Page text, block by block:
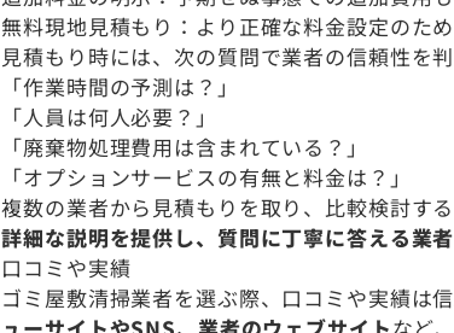
無料現地見積もり：より正確な料金設定のた
見積もり時には、次の質問で業者の信頼性を
「作業時間の予測は？」
「人員は何人必要？」
「廃棄物処理費用は含まれている？」
「オプションサービスの有無と料金は？」
複数の業者から見積もりを取り、比較検討す
詳細な説明を提供し、質問に丁寧に答える業者
口コミや実績
ゴミ屋敷清掃業者を選ぶ際、口コミや実績は